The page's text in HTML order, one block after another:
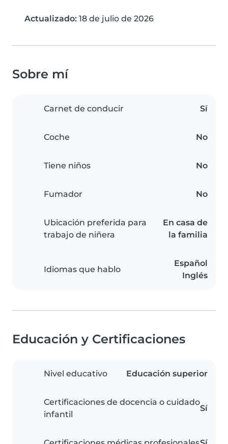
Actualizado: 18 de julio de 2026
Sobre mí
Carnet de conducir Sí
Coche No
Tiene niños No
Fumador No
Ubicación preferida para
trabajo de niñera
En casa de
la familia
Idiomas que hablo
Español
Inglés
Educación y Certificaciones
Nivel educativo Educación superior
Certificaciones de docencia o cuidado
infantil
Sí